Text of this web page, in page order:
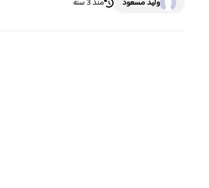
وليد مسعود منذ 3 سنة